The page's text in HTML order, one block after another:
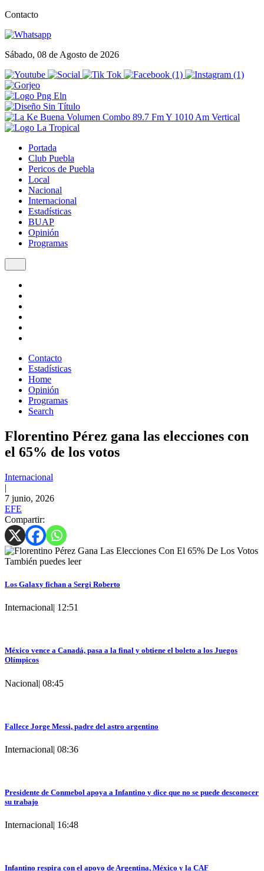
Contacto
Sábado, 08 de Agosto de 2026
Portada
Club Puebla
Pericos de Puebla
Local
Nacional
Internacional
Estadísticas
BUAP
Opinión
Programas
Contacto
Estadísticas
Home
Opinión
Programas
Search
Florentino Pérez gana las elecciones con
el 65% de los votos
Internacional
|
7 junio, 2026
EFE
Compartir:
También puedes leer
Los Galaxy fichan a Sergi Roberto
Internacional| 12:51
México vence a Canadá, pasa a la final y obtiene el boleto a los Juegos
Olímpicos
Nacional| 08:45
Fallece Jorge Messi, padre del astro argentino
Internacional| 08:36
Presidente de Conmebol apoya a Infantino y dice que no se puede desconocer
su trabajo
Internacional| 16:48
Infantino respira con el apoyo de Argentina, México y la CAF